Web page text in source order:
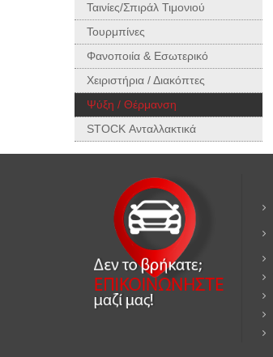
Ταινίες/Σπιράλ Τιμονιού
Τουρμπίνες
Φανοποιία & Εσωτερικό
Χειριστήρια / Διακόπτες
Ψύξη / Θέρμανση
STOCK Ανταλλακτικά